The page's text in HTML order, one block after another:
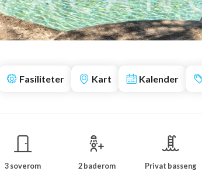
Fasiliteter Kart Kalender
3 soverom 2 baderom Privat basseng